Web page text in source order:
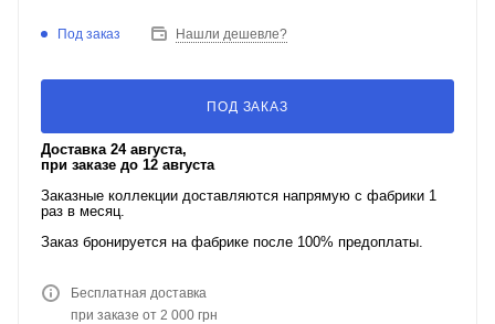
Под заказ Нашли дешевле?
ПОД ЗАКАЗ
Доставка 24 августа,
при заказе до 12 августа
Заказные коллекции доставляются напрямую с фабрики 1
раз в месяц.
Заказ бронируется на фабрике после 100% предоплаты.
Бесплатная доставка
при заказе от 2 000 грн